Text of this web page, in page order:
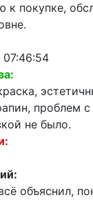
к покупке,
проблем с
не было.
объяснил,